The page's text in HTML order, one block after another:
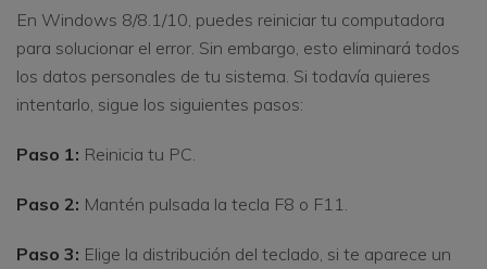
En Windows 8/8.1/10, puedes reiniciar tu computadora
para solucionar el error. Sin embargo, esto eliminará todos
los datos personales de tu sistema. Si todavía quieres
intentarlo, sigue los siguientes pasos:
Paso 1: Reinicia tu PC.
Paso 2: Mantén pulsada la tecla F8 o F11.
Paso 3: Elige la distribución del teclado, si te aparece un